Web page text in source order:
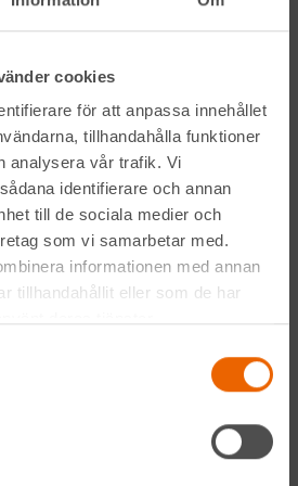
cookies
för att anpassa innehållet
tillhandahålla funktioner
analysera vår trafik. Vi
identifierare och annan
till de sociala medier och
som vi samarbetar med.
informationen med annan
tillhandahållit eller som de har
det vanliga och problemlösning som gör
om maskiner, men alltid allra mest om
depå
nyhetsbrevet godkänner jag